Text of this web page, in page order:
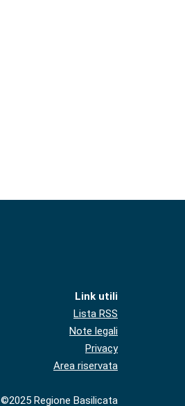
Link utili
Lista RSS
Note legali
Privacy
Area riservata
©2025 Regione Basilicata